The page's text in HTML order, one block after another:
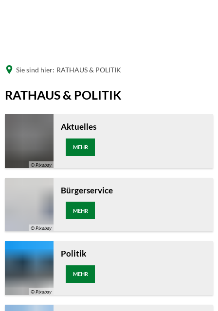
Sie sind hier: RATHAUS & POLITIK
RATHAUS
&
RATHAUS & POLITIK
© Pixabay
Aktuelles
MEHR
© Pixabay
Bürgerservice
MEHR
© Pixabay
Politik
MEHR